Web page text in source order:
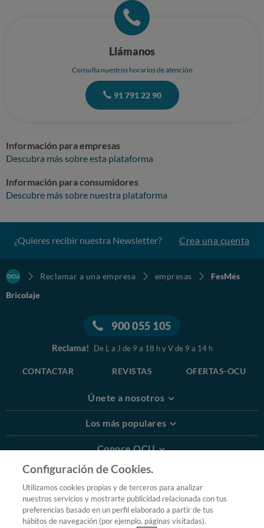
Llámanos
Consulta nuestros horarios de atención
91 791 22 90
Información para empresas
Descubra más sobre esta plataforma
Información para consumidores
Descubre más sobre nuestra plataforma
¿Quieres recibir nuestra Newsletter? Crea una cuenta
Reclamar a una empresa empresas
FesMés
Bricolaje
900 055 105
Reclama! De L a J de 9 a 18 h y V de 9 a 14 h
CONTACTAR REVISTAS OFERTAS-OCU
Únete a nosotros
Los más populares
Conoce OCU
Más Información
© 2026 OCU
Condiciones generales de contratación de OCU
Configuración de Cookies.
Utilizamos cookies propias y de terceros para analizar
nuestros servicios y mostrarte publicidad relacionada con tus
preferencias basado en un perfil elaborado a partir de tus
hábitos de navegación (por ejemplo, páginas visitadas).